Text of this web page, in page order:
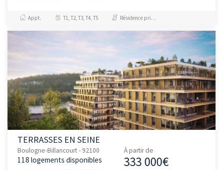
programme Highlife, à
Boulogne-Billancour...
Appt. T1, T2, T3, T4, T5 Résidence principale / PTZ
TERRASSES EN SEINE
Boulogne-Billancourt - 92100
118 logements disponibles
À partir de
333 000€